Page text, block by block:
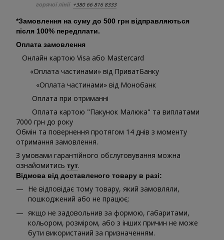
горячої лінії +380 66 816 8333
*Замовлення на суму до 500 грн відправляються
після 100% передплати.
Оплата замовлення
Онлайн картою Visa або Mastercard
«Оплата частинами» від ПриватБанку
«Оплата частинами» від Монобанк
Оплата при отриманні
Оплата картою "Пакунок Малюка" та виплатами
7000 грн до року
Обмін та повернення протягом 14 днів з моменту
отримання замовлення.
З умовами гарантійного обслуговування можна
ознайомитись тут.
Відмова від доставленого товару в разі:
Не відповідає тому товару, який замовляли,
пошкоджений або не працює;
якщо не задовольнив за формою, габаритами,
кольором, розміром, або з інших причин не може
бути використаний за призначенням.